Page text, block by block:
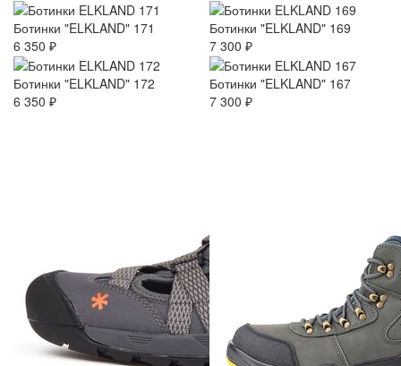
Ботинки "ELKLAND" 171
6 350 ₽
Ботинки "ELKLAND" 169
7 300 ₽
Ботинки "ELKLAND" 172
6 350 ₽
Ботинки "ELKLAND" 167
7 300 ₽